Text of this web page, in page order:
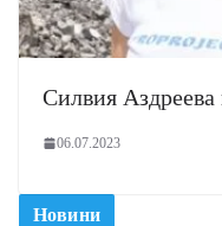
Силвия
06.07.2023
Новини